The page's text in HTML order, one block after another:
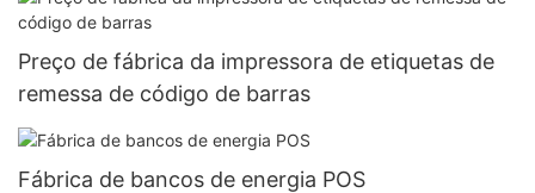
Preço de fábrica da impressora de etiquetas de
remessa de código de barras
Fábrica de bancos de energia POS